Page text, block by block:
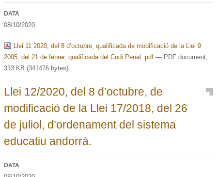
DATA
08/10/2020
Llei 11 2020, del 8 d’octubre, qualificada de modificació de la Llei 9
2005, del 21 de febrer, qualificada del Codi Penal..pdf— PDF document,
333 KB (341476 bytes)
Llei 12/2020, del 8 d’octubre, de
modificació de la Llei 17/2018, del 26
de juliol, d’ordenament del sistema
educatiu andorrà.
DATA